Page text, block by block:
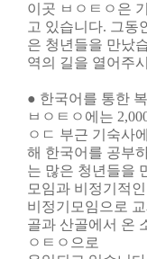
이곳 ㅂㅇㅌㅇ은
고 있습니다. 그동
은 청년들을 만났
역의 길을 열어주
● 한국어를 통한
ㅂㅇㅌㅇ 에는
ㅇㄷ 부근 기숙사
해 한국어를 공부
는 많은 청년들을
모임과 비정기적인
비정기모임으로
골과 산골에서 온
ㅇㅌㅇ 으로